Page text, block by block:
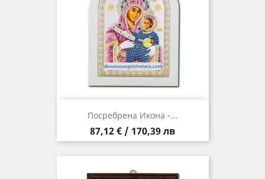
Посребрена Икона -...
Цена
87,12 € / 170,39 лв